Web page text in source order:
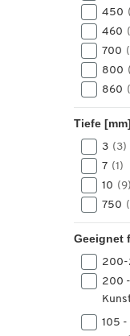
450
460
700
800
860
Tiefe [mm]
3 (3)
7 (1)
10 (9)
750
Geeignet
200-
200
105 -